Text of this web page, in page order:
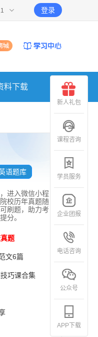
登录
料下载
语题库
进入微信小程
校历年真题随
刷题，助力考
分。
题
文6篇
巧课合集
新人礼包
课程咨询
学员服务
企业团报
电话咨询
公众号
APP下载